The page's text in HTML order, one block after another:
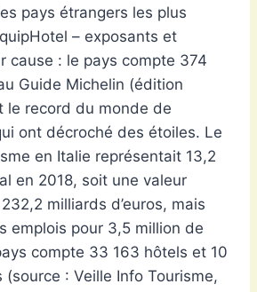
pays étrangers les plus
– exposants et
cause : le pays compte 374
Guide Michelin (édition
le record du monde de
ont décroché des étoiles. Le
en Italie représentait 13,2
en 2018, soit une valeur
milliards d’euros, mais
emplois pour 3,5 million de
compte 33 163 hôtels et 10
: Veille Info Tourisme,